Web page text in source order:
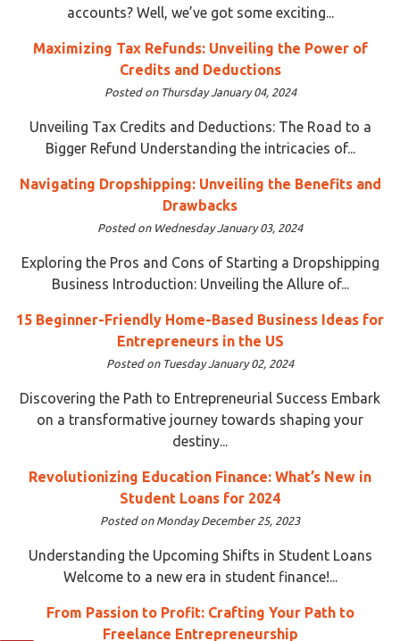
accounts? Well, we’ve got some exciting...
Maximizing Tax Refunds: Unveiling the Power of
Credits and Deductions
Posted on Thursday January 04, 2024
Unveiling Tax Credits and Deductions: The Road to a
Bigger Refund Understanding the intricacies of...
Navigating Dropshipping: Unveiling the Benefits and
Drawbacks
Posted on Wednesday January 03, 2024
Exploring the Pros and Cons of Starting a Dropshipping
Business Introduction: Unveiling the Allure of...
15 Beginner-Friendly Home-Based Business Ideas for
Entrepreneurs in the US
Posted on Tuesday January 02, 2024
Discovering the Path to Entrepreneurial Success Embark
on a transformative journey towards shaping your
destiny...
Revolutionizing Education Finance: What’s New in
Student Loans for 2024
Posted on Monday December 25, 2023
Understanding the Upcoming Shifts in Student Loans
Welcome to a new era in student finance!...
From Passion to Profit: Crafting Your Path to
Freelance Entrepreneurship